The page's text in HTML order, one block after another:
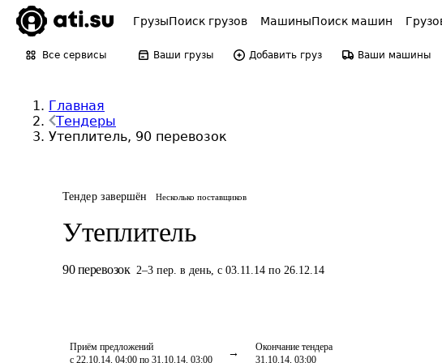
ГрузыПоиск грузов МашиныПоиск машин
Все сервисы Ваши грузы Добавить груз Ваши машины
Главная
Тендеры
Утеплитель, 90 перевозок
Тендер завершён Несколько поставщиков
Утеплитель
90 перевозок 2–3 пер. в день, с 03.11.14 по 26.12.14
Приём предложений
с 22.10.14, 04:00 по 31.10.14, 03:00
Окончание тендера
31.10.14, 03:00